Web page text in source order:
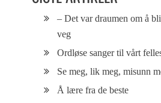
– Det var draumen om å
veg
Ordløse sanger til vårt
Se meg, lik meg, misunn
Å lære fra de beste